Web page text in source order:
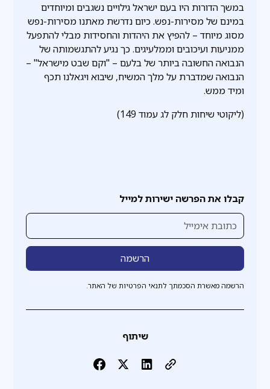
קבלו את הפרשה ישירות למייל
הרשמה מאשרת הסכמתך לתנאי הפרטיות של האתר.
שיתוף
במשך הדורות היו בעם ישראל גילויים נשגבים ומיוחדים
במינם של מסירות-נפש. כיום נדרשת מאתנו מסירות-נפש
מסוג מיוחד – להפיץ את היהדות והחסידות מבלי להתפעל
ממניעות ועיכובים וממלעיגים. כך נגיע להתגשמותה של
הנבואה החשובה ביותר של בלעם – "וקם שבט מישראל" –
הנבואה שמדברת על מלך המשיח, שיבוא ויגאלנו תכף
ומיד ממש.
(ליקוטי שיחות חלק לג עמוד 149)